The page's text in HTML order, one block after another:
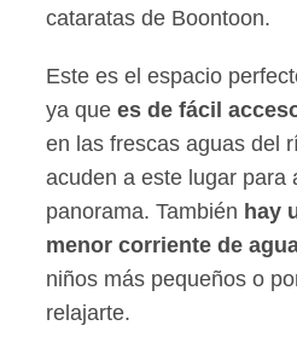
cataratas de Boontoon.
Este es el espacio
ya quees de fácil
en las frescas aguas del
acuden a este lugar para
panorama. También hay
menor corriente de
niños más pequeños o
relajarte.